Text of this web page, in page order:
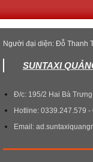
Người đại diện: Đỗ Thanh
SUNTAXI
Đ/c: 195/2 Hai Bà
Hotline: 0339.247.579
Email: